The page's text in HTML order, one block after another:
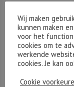
Wij maken
kunnen maken
voor het
cookies om te
werkende
cookies. Je kan
Cookie